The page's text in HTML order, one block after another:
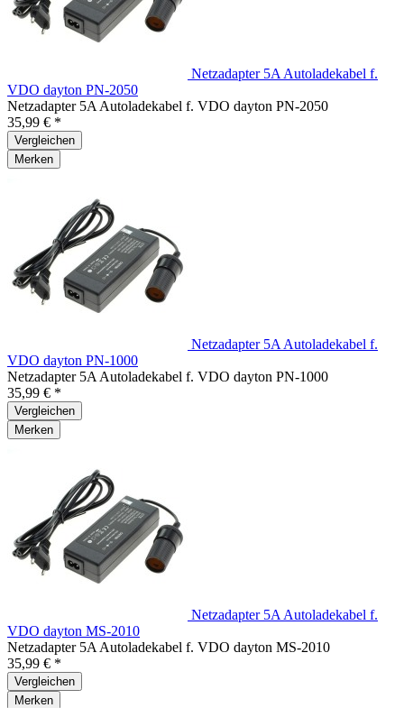
Netzadapter 5A Autoladekabel f.
VDO dayton PN-2050
Netzadapter 5A Autoladekabel f. VDO dayton PN-2050
35,99 € *
Vergleichen
Merken
Netzadapter 5A Autoladekabel f.
VDO dayton PN-1000
Netzadapter 5A Autoladekabel f. VDO dayton PN-1000
35,99 € *
Vergleichen
Merken
Netzadapter 5A Autoladekabel f.
VDO dayton MS-2010
Netzadapter 5A Autoladekabel f. VDO dayton MS-2010
35,99 € *
Vergleichen
Merken